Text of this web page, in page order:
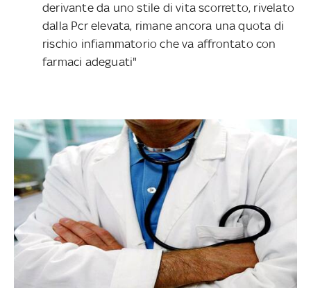
derivante da uno stile di vita scorretto, rivelato
dalla Pcr elevata, rimane ancora una quota di
rischio infiammatorio che va affrontato con
farmaci adeguati"